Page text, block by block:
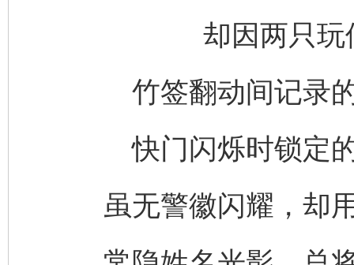
却因两只
竹签翻动间记录
快门闪烁时锁定
虽无警徽闪耀，却